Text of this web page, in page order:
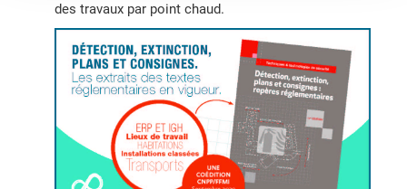
des travaux par point chaud.